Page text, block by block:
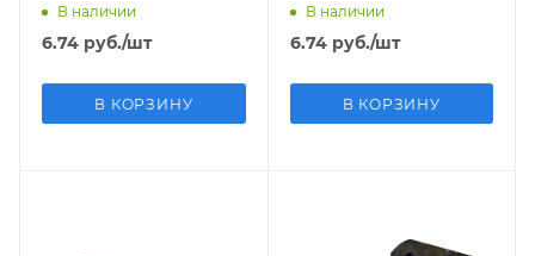
В наличии
6.74 руб./шт
В КОРЗИНУ
В наличии
6.74руб./шт
В КОРЗИНУ